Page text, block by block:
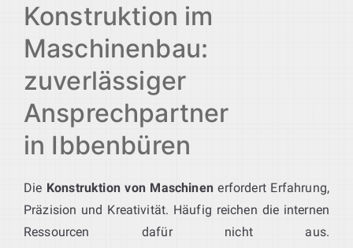
Konstruktion im
Maschinenbau:
zuverlässiger
Ansprechpartner
in Ibbenbüren
Die Konstruktion von Maschinenerfordert Erfahrung,
Präzision und Kreativität. Häufig reichen die internen
Ressourcen dafür nicht aus.